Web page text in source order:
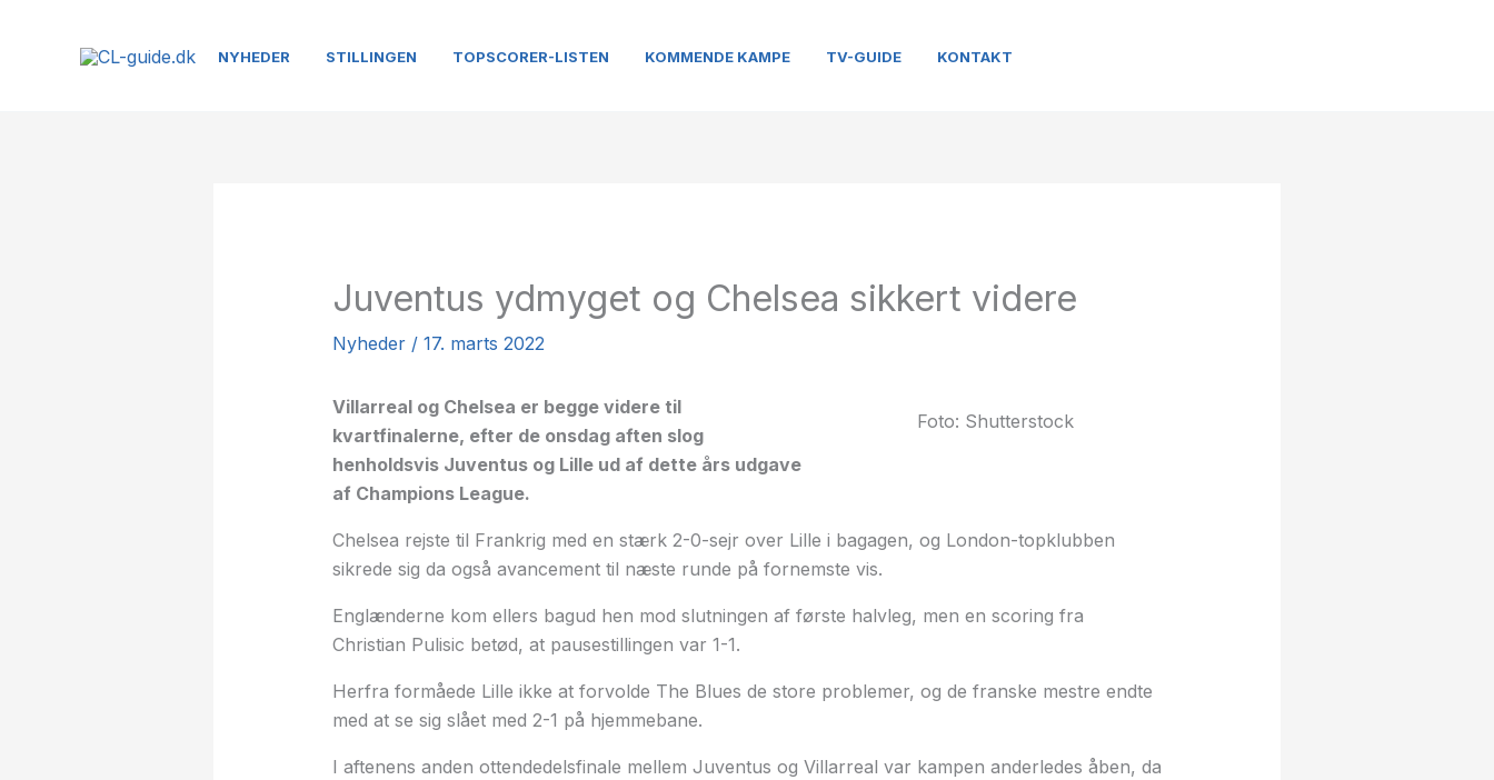
NYHEDER STILLINGEN TOPSCORER-LISTEN KOMMENDE KAMPE TV-GUIDE KONTAKT
Juventus ydmyget og Chelsea sikkert videre
Nyheder/ 17. marts 2022
Foto: Shutterstock
Villarreal og Chelsea er begge videre til
kvartfinalerne, efter de onsdag aften slog
henholdsvis Juventus og Lille ud af dette års udgave
af Champions League.
Chelsea rejste til Frankrig med en stærk 2-0-sejr over Lille i bagagen, og London-topklubben
sikrede sig da også avancement til næste runde på fornemste vis.
Englænderne kom ellers bagud hen mod slutningen af første halvleg, men en scoring fra
Christian Pulisic betød, at pausestillingen var 1-1.
Herfra formåede Lille ikke at forvolde The Blues de store problemer, og de franske mestre endte
med at se sig slået med 2-1 på hjemmebane.
I aftenens anden ottendedelsfinale mellem Juventus og Villarreal var kampen anderledes åben, da